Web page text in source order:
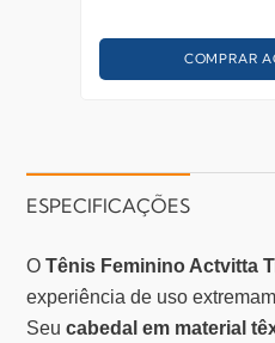
COMPRAR
ESPECIFICAÇÕES
O Tênis Feminino Actvitta
experiência de uso
Seu cabedal em material